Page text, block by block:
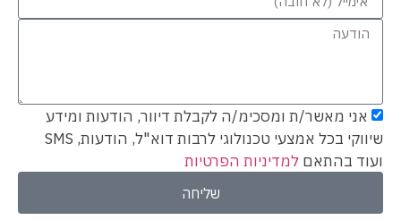
אני מאשר/ת ומסכימ/ה לקבלת דיוור, הודעות ומידע
שיווקי בכל אמצעי טכנולוגי לרבות דוא"ל, הודעות, SMS
ועוד בהתאםלמדיניות הפרטיות
שליחה